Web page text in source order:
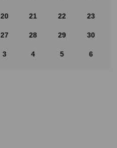
20 21 22 23
27 28 29 30
3 4 5 6